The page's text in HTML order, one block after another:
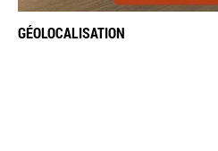
GÉOLOCALISATION